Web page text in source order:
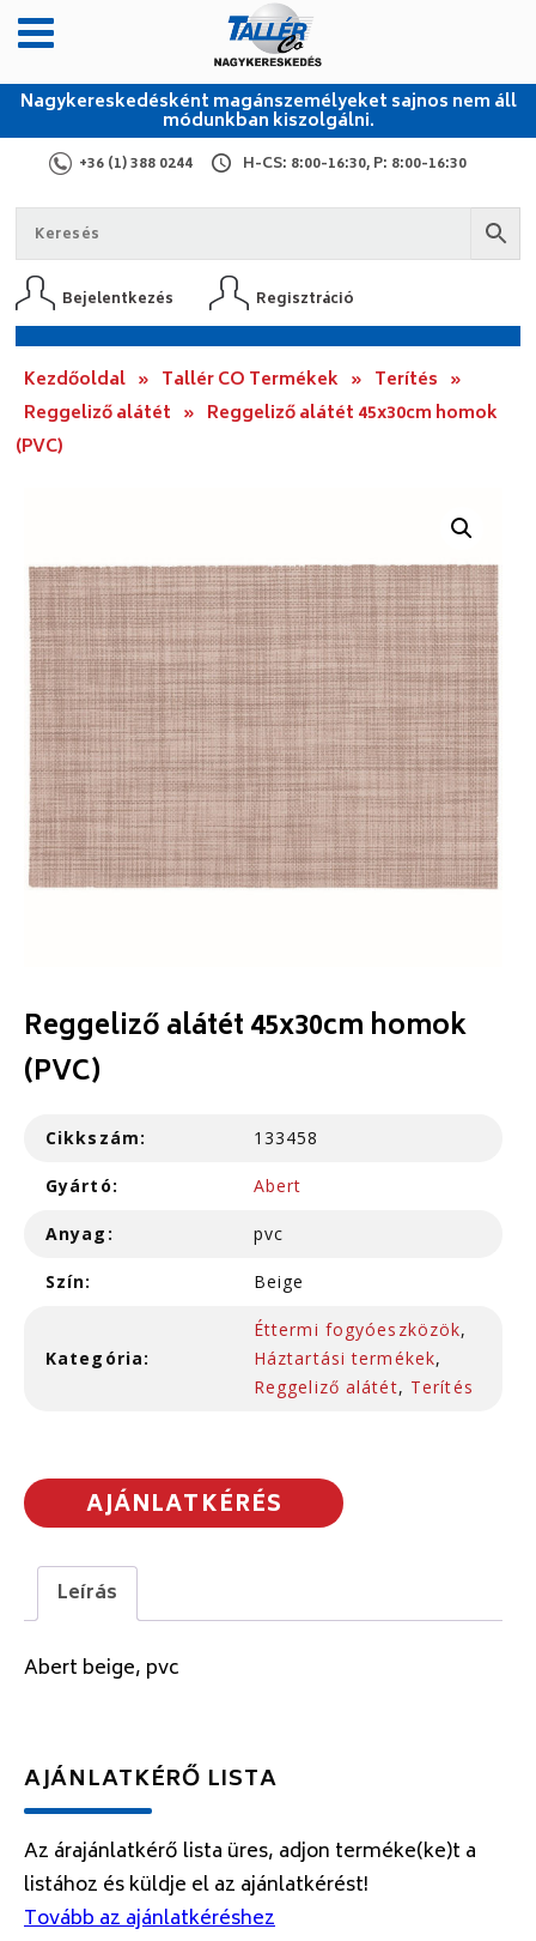
Nagykereskedésként magánszemélyeket sajnos nem áll
módunkban kiszolgálni.
+36 (1) 388 0244 H-CS: 8:00-16:30, P: 8:00-16:30
Bejelentkezés Regisztráció
Kezdőoldal » Tallér CO Termékek » Terítés »
Reggeliző alátét » Reggeliző alátét 45x30cm homok
(PVC)
Reggeliző alátét 45x30cm homok
(PVC)
Cikkszám: 133458
Gyártó: Abert
Anyag: pvc
Szín: Beige
Kategória:
Éttermi fogyóeszközök,
Háztartási termékek,
Reggeliző alátét, Terítés
AJÁNLATKÉRÉS
Leírás
Abert beige, pvc
AJÁNLATKÉRŐ LISTA
Az árajánlatkérő lista üres, adjon terméke(ke)t a
listához és küldje el az ajánlatkérést!
Tovább az ajánlatkéréshez